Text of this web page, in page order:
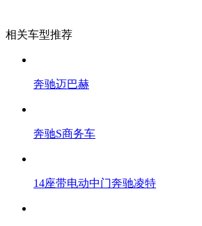
相关车型推荐
奔驰迈巴赫
奔驰S商务车
14座带电动中门奔驰凌特